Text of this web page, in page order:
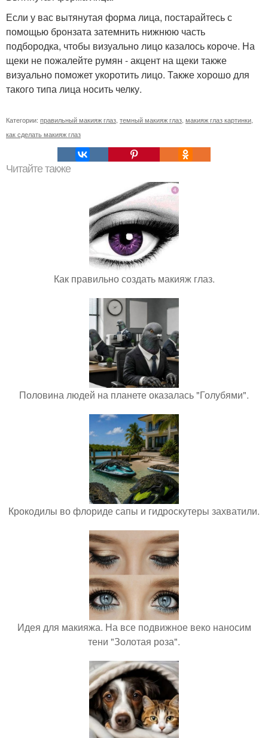
Если у вас вытянутая форма лица, постарайтесь с
помощью бронзата затемнить нижнюю часть
подбородка, чтобы визуально лицо казалось короче. На
щеки не пожалейте румян - акцент на щеки также
визуально поможет укоротить лицо. Также хорошо для
такого типа лица носить челку.
Категории: правильный макияж глаз, темный макияж глаз, макияж глаз картинки,
как сделать макияж глаз
Читайте также
Как правильно создать макияж глаз.
Половина людей на планете оказалась "Голубями".
Крокодилы во флориде сапы и гидроскутеры захватили.
Идея для макияжа. На все подвижное веко наносим
тени "Золотая роза".